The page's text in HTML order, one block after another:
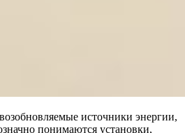
источники энергии,
понимаются установки,